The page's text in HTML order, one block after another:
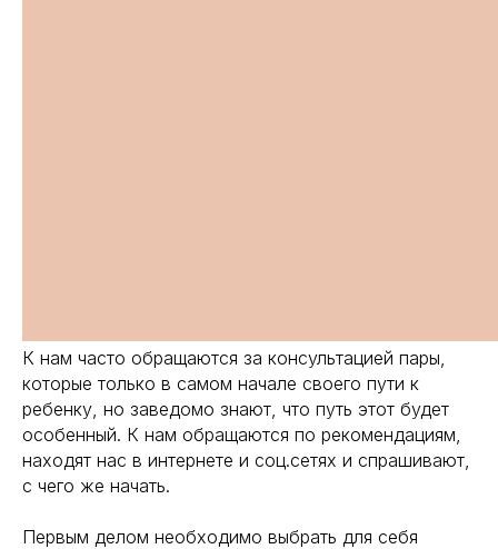
К нам часто обращаются за консультацией пары,
которые только в самом начале своего пути к
ребенку, но заведомо знают, что путь этот будет
особенный. К нам обращаются по рекомендациям,
находят нас в интернете и соц.сетях и спрашивают,
с чего же начать.
Первым делом необходимо выбрать для себя